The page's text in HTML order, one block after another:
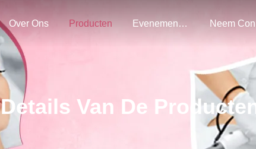
Over Ons Producten Evenementen
Details Van De